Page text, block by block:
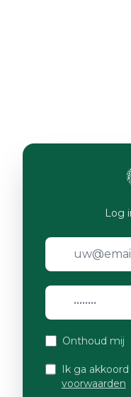
Log
Onthoud mij
Ik ga
voorwaarden